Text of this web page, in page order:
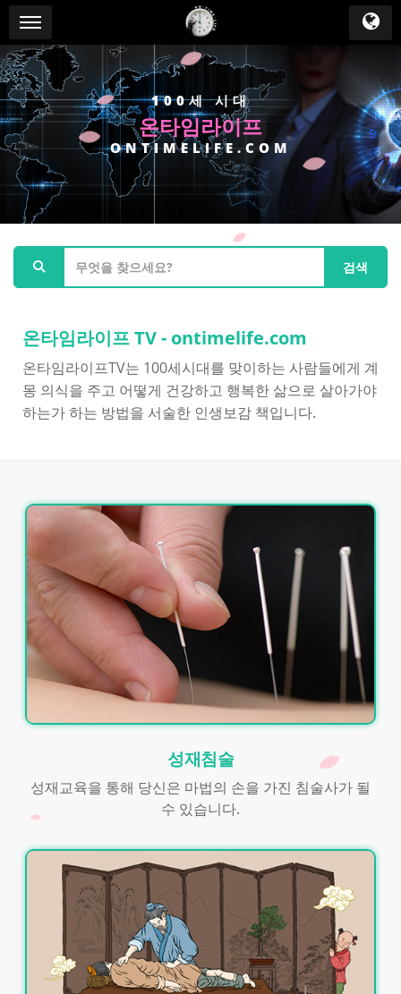
메뉴 건너뛰기
100세 시대
온타임라이프
ONTIMELIFE.COM
검색
온타임라이프 TV - ontimelife.com
온타임라이프TV는 100세시대를 맞이하는 사람들에게 계
몽 의식을 주고 어떻게 건강하고 행복한 삶으로 살아가야
하는가 하는 방법을 서술한 인생보감 책입니다.
성재침술
성재교육을 통해 당신은 마법의 손을 가진 침술사가 될
수 있습니다.